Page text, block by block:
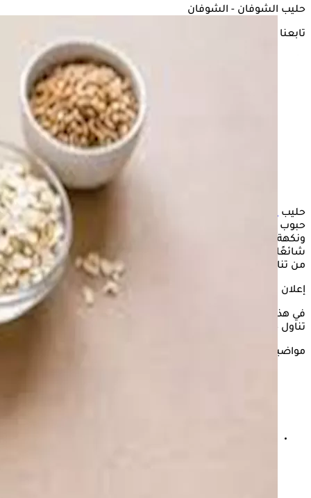
حليب الشوفان - الشوفان
تابعنا على
حليب الشوفان
هو مشروب نباتي طبيعي يُستخلص من خلط
حبوب الشوفان الكاملة بالماء ثم تصفيتها، ويتميز بقوام كريمي
ونكهة غنية تشبه دقيق الشوفان، وأصبح هذا المشروب بديلًا
شائعًا للحليب البقري، لكن رغم فوائده هناك أثار جانبية قد تمنعك
من تناوله.
إعلان
في هذه السطور يستعرض "الكونسلتو" أثار جانبية قد تمنعك من
تناول حليب الشوفان، وذلك وفقًا لما جاء بموقع only my health.
مواضيع ذات صلة